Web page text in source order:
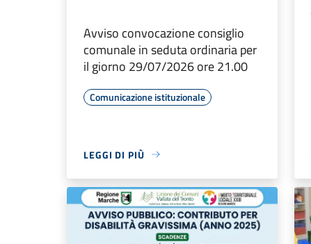
Avviso convocazione consiglio
comunale in seduta ordinaria per
il giorno 29/07/2026 ore 21.00
Comunicazione istituzionale
LEGGI DI PIÙ